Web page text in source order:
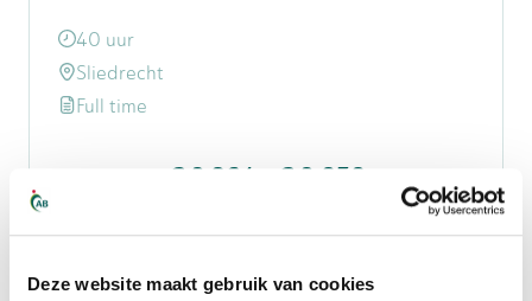
Deze website maakt gebruik van cookies
40 uur
Sliedrecht
Full time
€ 3.264 € 3.858